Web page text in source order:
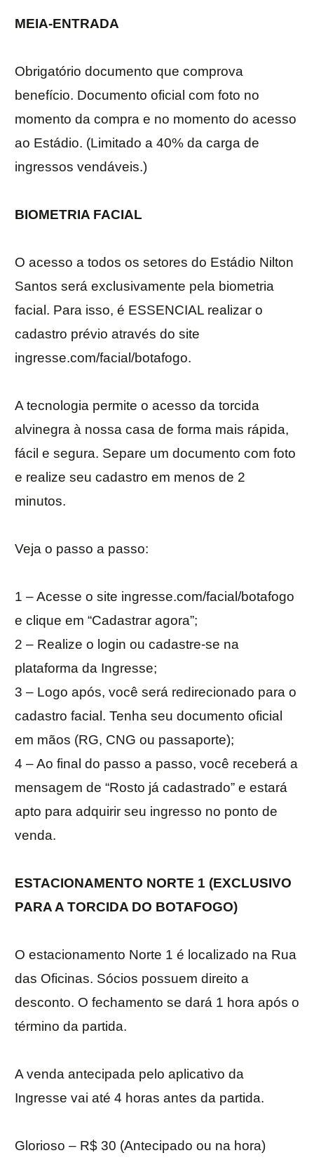
MEIA-ENTRADA
Obrigatório documento que comprova
benefício. Documento oficial com foto no
momento da compra e no momento do acesso
ao Estádio. (Limitado a 40% da carga de
ingressos vendáveis.)
BIOMETRIA FACIAL
O acesso a todos os setores do Estádio Nilton
Santos será exclusivamente pela biometria
facial. Para isso, é ESSENCIAL realizar o
cadastro prévio através do site
ingresse.com/facial/botafogo.
A tecnologia permite o acesso da torcida
alvinegra à nossa casa de forma mais rápida,
fácil e segura. Separe um documento com foto
e realize seu cadastro em menos de 2
minutos.
Veja o passo a passo:
1 – Acesse o site ingresse.com/facial/botafogo
e clique em “Cadastrar agora”;
2 – Realize o login ou cadastre-se na
plataforma da Ingresse;
3 – Logo após, você será redirecionado para o
cadastro facial. Tenha seu documento oficial
em mãos (RG, CNG ou passaporte);
4 – Ao final do passo a passo, você receberá a
mensagem de “Rosto já cadastrado” e estará
apto para adquirir seu ingresso no ponto de
venda.
ESTACIONAMENTO NORTE 1 (EXCLUSIVO
PARA A TORCIDA DO BOTAFOGO)
O estacionamento Norte 1 é localizado na Rua
das Oficinas. Sócios possuem direito a
desconto. O fechamento se dará 1 hora após o
término da partida.
A venda antecipada pelo aplicativo da
Ingresse vai até 4 horas antes da partida.
Glorioso – R$ 30 (Antecipado ou na hora)